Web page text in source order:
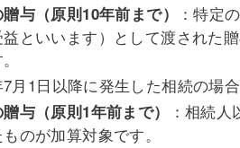
与（原則10年前まで）
：特定
といいます）として渡された
月1日以降に発生した相続の場
与（原則1年前まで）
：相続
のが加算対象です。